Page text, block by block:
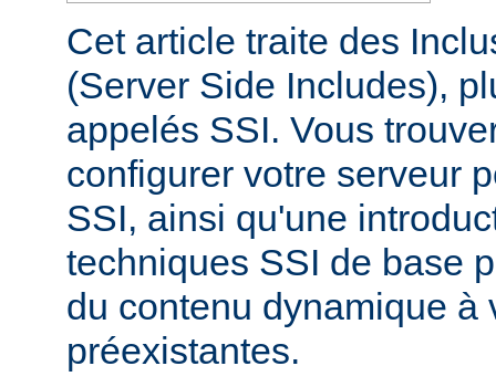
Cet article traite des
(Server Side Includes),
appelés SSI. Vous
configurer votre serveur
SSI, ainsi qu'une
techniques SSI de base
du contenu dynamique à
préexistantes.